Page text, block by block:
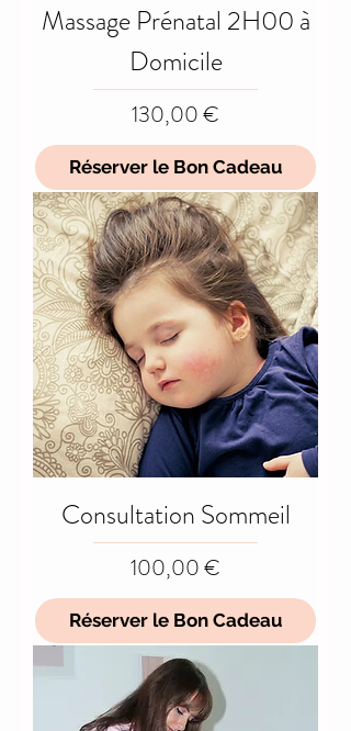
Massage Prénatal 2H00 à
Domicile
Prix
130,00 €
Réserver le Bon Cadeau
Consultation Sommeil
Prix
100,00 €
Réserver le Bon Cadeau